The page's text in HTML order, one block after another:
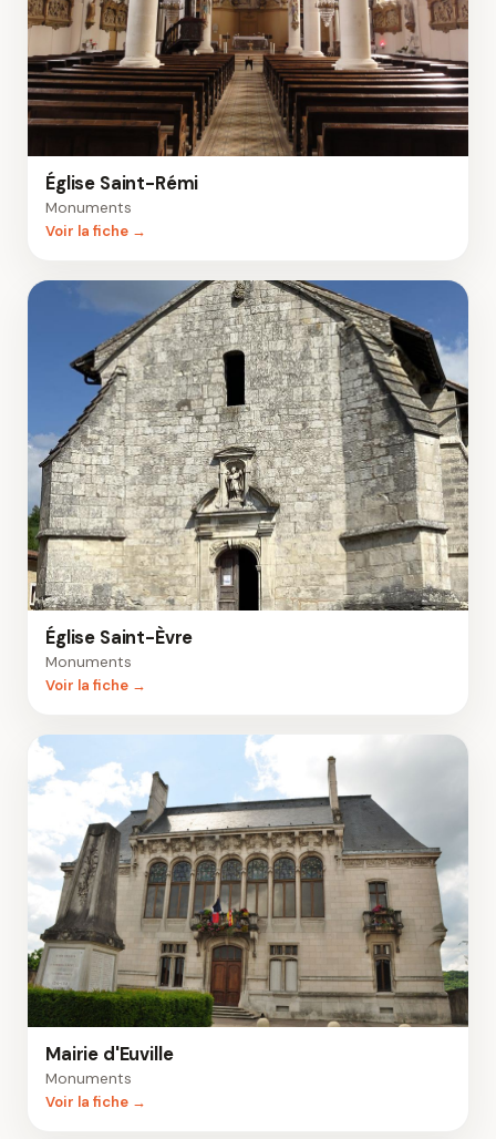
Église Saint-Rémi
Monuments
Voir la fiche →
Église Saint-Èvre
Monuments
Voir la fiche →
Mairie d'Euville
Monuments
Voir la fiche →